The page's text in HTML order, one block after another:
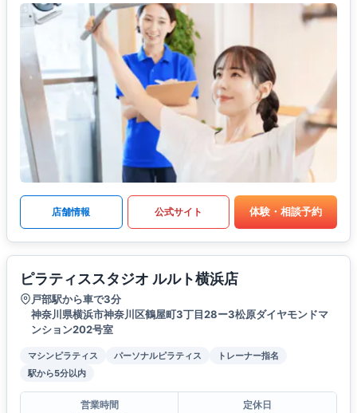
店舗情報 公式サイト 体験・相談予約
ピラティススタジオ ルルト横浜店
戸部駅から車で3分
神奈川県横浜市神奈川区鶴屋町3丁目28ー3松原ダイヤモンドマ
ンション202号室
マシンピラティス パーソナルピラティス
トレーナー指名
駅から5分以内
営業時間
定休日